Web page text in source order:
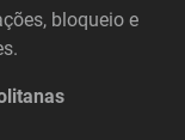
bloqueio e